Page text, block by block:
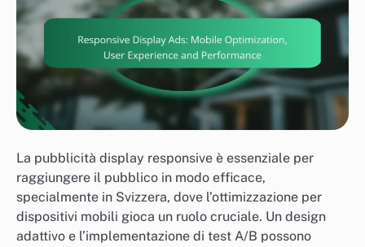
La pubblicità display responsive è essenziale per
raggiungere il pubblico in modo efficace,
specialmente in Svizzera, dove l’ottimizzazione per
dispositivi mobili gioca un ruolo cruciale. Un design
adattivo e l’implementazione di test A/B possono